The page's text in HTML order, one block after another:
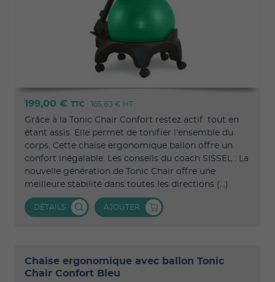
199,00 € TTC 165,83 € HT
Grâce à la Tonic Chair Confort restez actif tout en
étant assis. Elle permet de tonifier l’ensemble du
corps. Cette chaise ergonomique ballon offre un
confort inégalable. Les conseils du coach SISSEL : La
nouvelle génération de Tonic Chair offre une
meilleure stabilité dans toutes les directions (...)
DÉTAILS AJOUTER
Chaise ergonomique avec ballon Tonic
Chair Confort Bleu